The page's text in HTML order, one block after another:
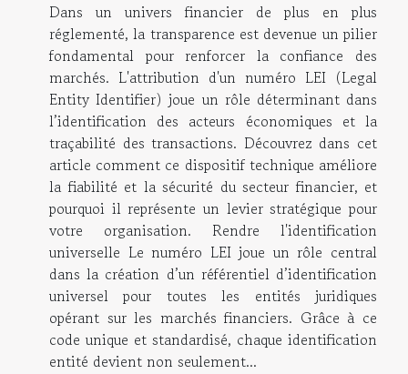
Dans un univers financier de plus en plus
réglementé, la transparence est devenue un pilier
fondamental pour renforcer la confiance des
marchés. L'attribution d'un numéro LEI (Legal
Entity Identifier) joue un rôle déterminant dans
l’identification des acteurs économiques et la
traçabilité des transactions. Découvrez dans cet
article comment ce dispositif technique améliore
la fiabilité et la sécurité du secteur financier, et
pourquoi il représente un levier stratégique pour
votre organisation. Rendre l'identification
universelle Le numéro LEI joue un rôle central
dans la création d’un référentiel d’identification
universel pour toutes les entités juridiques
opérant sur les marchés financiers. Grâce à ce
code unique et standardisé, chaque identification
entité devient non seulement...